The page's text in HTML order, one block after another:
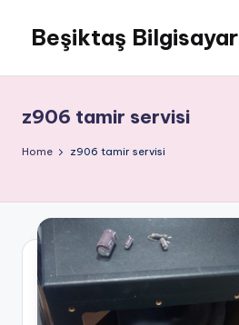
content
Beşiktaş Bilgisayar
Servisi
z906 tamir servisi
Home z906 tamir servisi